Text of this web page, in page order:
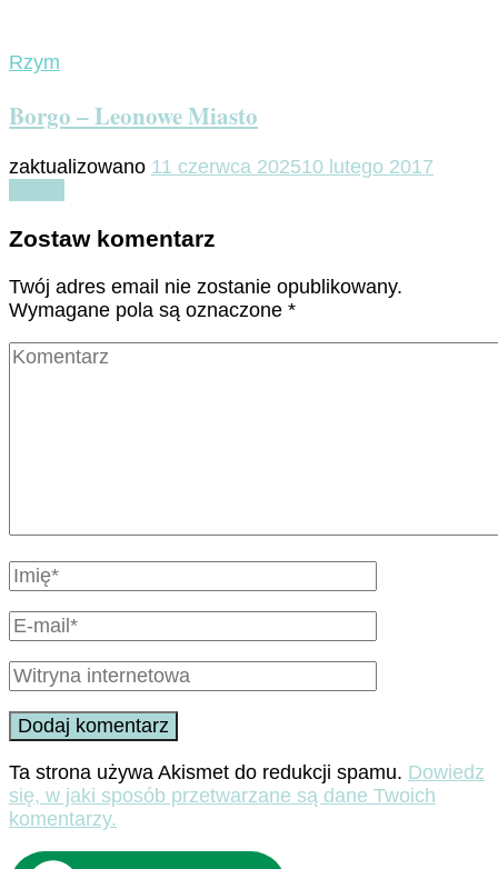
Rzym
Borgo – Leonowe Miasto
zaktualizowano 11 czerwca 202510 lutego 2017
Zostaw komentarz
Twój adres email nie zostanie opublikowany.
Wymagane pola są oznaczone *
Ta strona używa Akismet do redukcji spamu. Dowiedz
się, w jaki sposób przetwarzane są dane Twoich
komentarzy.